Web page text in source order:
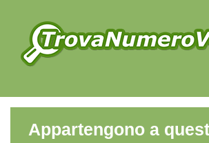
Appartengono a